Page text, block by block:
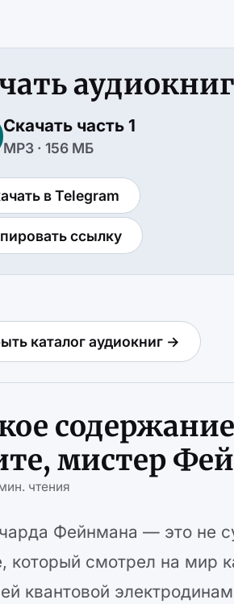
Скачать часть 1
MP3 · 156 МБ
в Telegram
ссылку
каталог аудиокниг →
мистер
чтения
Фейнмана — это не
который смотрел на мир
квантовой